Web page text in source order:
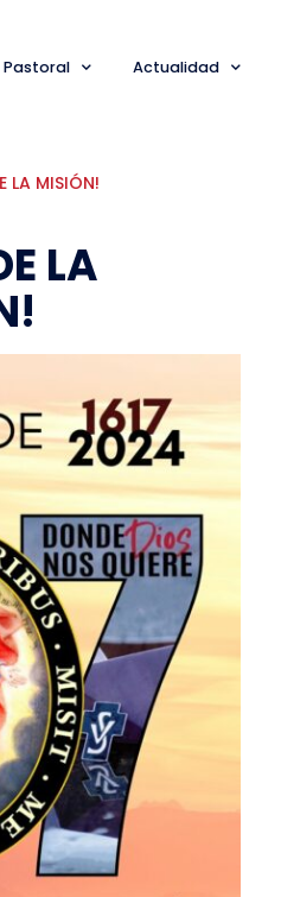
Pastoral Actualidad
LA MISIÓN!
LA